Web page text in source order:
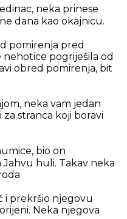
neka prinese
dana kao okajnicu.
pomirenja pred
pogriješila od
obred pomirenja, bit
neka vam jedan
stranca koji boravi
bio on
huli. Takav neka
i prekršio njegovu
Neka njegova